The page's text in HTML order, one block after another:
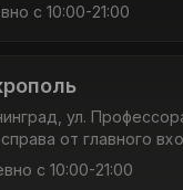
с 10:00-21:00
ул.
от главного
с 10:00-21:00